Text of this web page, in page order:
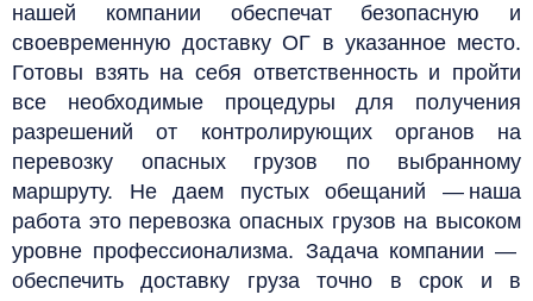
нашей компании обеспечат безопасную и
своевременную доставку ОГ в указанное место.
Готовы взять на себя ответственность и пройти
все необходимые процедуры для получения
разрешений от контролирующих органов на
перевозку опасных грузов по выбранному
маршруту. Не даем пустых обещаний — наша
работа это перевозка опасных грузов на высоком
уровне профессионализма. Задача компании —
обеспечить доставку груза точно в срок и в